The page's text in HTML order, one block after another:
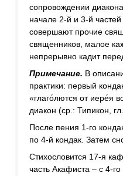
сопровождении
начале 2-й и 3-й
совершают прочие
священников, малое
непрерывно кадит
Примечание. В
практики: первый
«глаго́лются от иере́я
диакон (ср.: Типикон,
После пения 1-го
по 4-й кондак. Затем
Стихословится 17-я
часть Акафиста – с 4-